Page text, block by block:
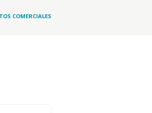
COMERCIALES